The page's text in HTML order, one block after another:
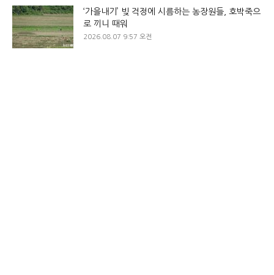
‘가을내기’ 빚 걱정에 시름하는 농장원들, 호박죽으
로 끼니 때워
2026.08.07 9:57 오전